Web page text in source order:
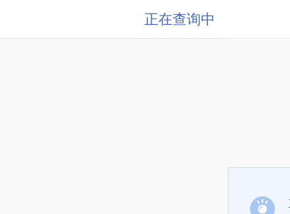
正在查询中